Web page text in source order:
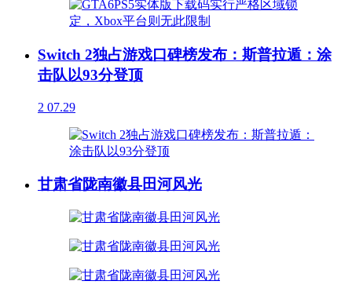
Switch 2独占游戏口碑榜发布：斯普拉遁：涂
击队以93分登顶
2 07.29
甘肃省陇南徽县田河风光